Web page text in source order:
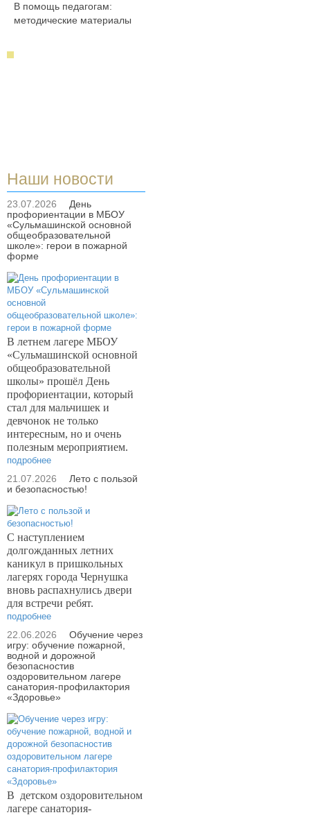
В помощь педагогам:
методические материалы
Наши новости
23.07.2026
День
профориентации в МБОУ
«Сульмашинской основной
общеобразовательной
школе»: герои в пожарной
форме
В летнем лагере МБОУ
«Сульмашинской основной
общеобразовательной
школы» прошёл День
профориентации, который
стал для мальчишек и
девчонок не только
интересным, но и очень
полезным мероприятием.
подробнее
21.07.2026
Лето с пользой
и безопасностью!
С наступлением
долгожданных летних
каникул в пришкольных
лагерях города Чернушка
вновь распахнулись двери
для встречи ребят.
подробнее
22.06.2026
Обучение через
игру: обучение пожарной,
водной и дорожной
безопасностив
оздоровительном лагере
санатория-профилактория
«Здоровье»
В детском оздоровительном
лагере санатория-